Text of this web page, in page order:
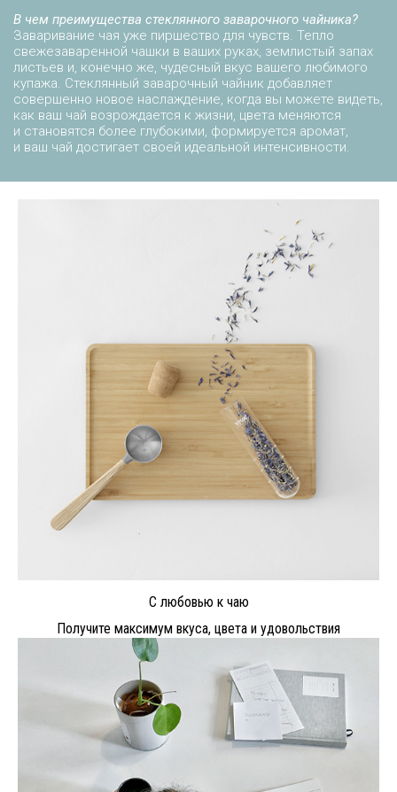
В чем преимущества стеклянного заварочного чайника?
Заваривание чая уже пиршество для чувств. Тепло
свежезаваренной чашки в ваших руках, землистый запах
листьев и, конечно же, чудесный вкус вашего любимого
купажа. Стеклянный заварочный чайник добавляет
совершенно новое наслаждение, когда вы можете видеть,
как ваш чай возрождается к жизни, цвета меняются
и становятся более глубокими, формируется аромат,
и ваш чай достигает своей идеальной интенсивности.
С любовью к чаю
Получите максимум вкуса, цвета и удовольствия